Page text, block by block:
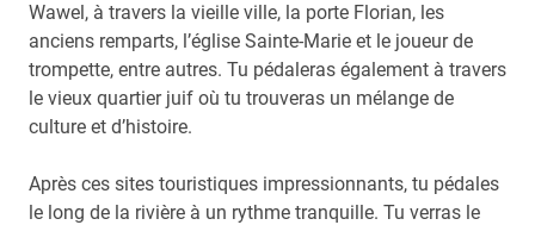
Wawel, à travers la vieille ville, la porte Florian, les
anciens remparts, l’église Sainte-Marie et le joueur de
trompette, entre autres. Tu pédaleras également à travers
le vieux quartier juif où tu trouveras un mélange de
culture et d’histoire.
Après ces sites touristiques impressionnants, tu pédales
le long de la rivière à un rythme tranquille. Tu verras le